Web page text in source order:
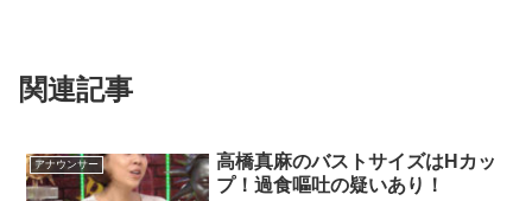
関連記事
アナウンサー
高橋真麻のバストサイズはHカッ
プ！過食嘔吐の疑いあり！